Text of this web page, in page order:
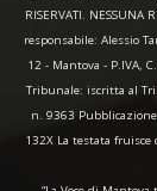
RISERVATI. NESSUNA
responsabile: Alessio
12 - Mantova - P.IVA,
Tribunale: iscritta al
n. 9363
132X La testata